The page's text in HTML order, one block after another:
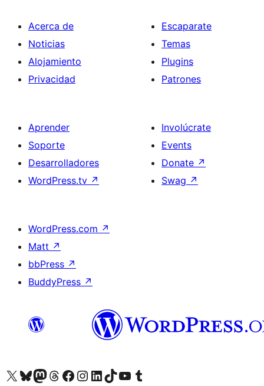
Acerca de
Noticias
Alojamiento
Privacidad
Escaparate
Temas
Plugins
Patrones
Aprender
Soporte
Desarrolladores
WordPress.tv ↗
Involúcrate
Events
Donate ↗
Swag ↗
WordPress.com ↗
Matt ↗
bbPress ↗
BuddyPress ↗
Visit our X (formerly Twitter) account
Visit our Bluesky account
Visit our Mastodon account
Visit our Threads account
Visita nuestra página de Facebook
Visita nuestra cuenta de Instagram
Visita nuestra cuenta de LinkedIn
Visit our TikTok account
Visita nuestro canal de YouTube
Visit our Tumblr account